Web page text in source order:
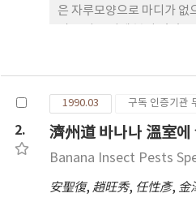
은 자루모양으로 마디가 없
있으며 "Histriobdellid"
있다. 앞날개의 중앙부위
2.
1990.03 구독 인증기관
濟州道 바나나 溫室
Banana Insect Pests
安聖復, 趙旺秀, 任性彥, 金